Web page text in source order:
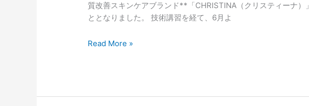
質改善スキンケアブランド**「CHRISTINA（クリスティーナ）
ととなりました。 技術講習を経て、6月よ
お
知
せ
Read More »